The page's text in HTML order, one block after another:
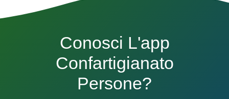
Conosci L'app
Confartigianato
Persone?